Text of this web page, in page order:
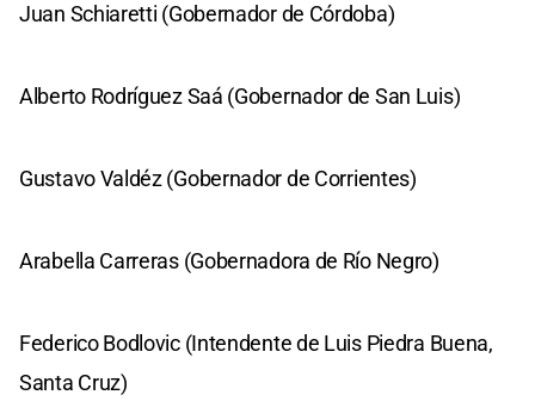
Juan Schiaretti (Gobernador de Córdoba)
Alberto Rodríguez Saá (Gobernador de San Luis)
Gustavo Valdéz (Gobernador de Corrientes)
Arabella Carreras (Gobernadora de Río Negro)
Federico Bodlovic (Intendente de Luis Piedra Buena,
Santa Cruz)